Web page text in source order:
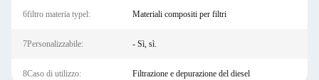
6filtro materia typel: Materiali compositi per filtri
7Personalizzabile: - Sì, sì.
8Caso di utilizzo: Filtrazione e depurazione del diesel